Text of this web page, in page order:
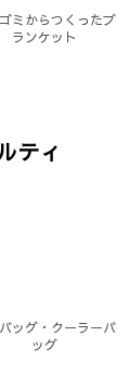
ミからつくったブ
ランケット
ティ
ッグ・クーラーバ
ッグ